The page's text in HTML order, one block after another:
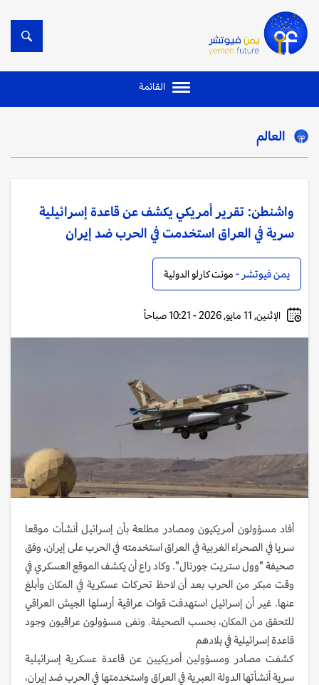
القائمة
العالم
واشنطن: تقرير أمريكي يكشف عن قاعدة إسرائيلية
سرية في العراق استخدمت في الحرب ضد إيران
يمن فيوتشر - مونت كارلو الدولية
الإثنين, 11 مايو, 2026 - 10:21 صباحاً
أفاد مسؤولون أمريكيون ومصادر مطلعة بأن إسرائيل أنشأت موقعا
سريا في الصحراء الغربية في العراق استخدمته في الحرب على إيران، وفق
صحيفة "وول ستريت جورنال". وكاد راع أن يكشف الموقع العسكري في
وقت مبكر من الحرب بعد أن لاحظ تحركات عسكرية في المكان وأبلغ
عنها. غير أن إسرائيل استهدفت قوات عراقية أرسلها الجيش العراقي
للتحقق من المكان، بحسب الصحيفة. ونفى مسؤولون عراقيون وجود
قاعدة إسرائيلية في بلادهم
كشفت مصادر ومسؤولين أمريكيين عن قاعدة عسكرية إسرائيلية
سرية أنشأتها الدولة العبرية في العراق واستخدمتها في الحرب ضد إيران،